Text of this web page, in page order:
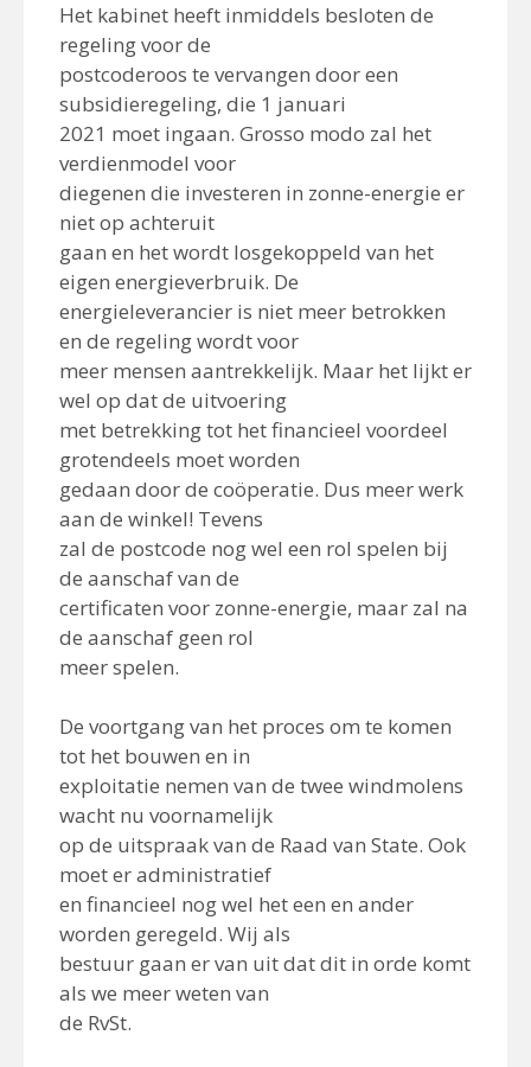
Het kabinet heeft inmiddels besloten de
regeling voor de
postcoderoos te vervangen door een
subsidieregeling, die 1 januari
2021 moet ingaan. Grosso modo zal het
verdienmodel voor
diegenen die investeren in zonne-energie er
niet op achteruit
gaan en het wordt losgekoppeld van het
eigen energieverbruik. De
energieleverancier is niet meer betrokken
en de regeling wordt voor
meer mensen aantrekkelijk. Maar het lijkt er
wel op dat de uitvoering
met betrekking tot het financieel voordeel
grotendeels moet worden
gedaan door de coöperatie. Dus meer werk
aan de winkel! Tevens
zal de postcode nog wel een rol spelen bij
de aanschaf van de
certificaten voor zonne-energie, maar zal na
de aanschaf geen rol
meer spelen.
De voortgang van het proces om te komen
tot het bouwen en in
exploitatie nemen van de twee windmolens
wacht nu voornamelijk
op de uitspraak van de Raad van State. Ook
moet er administratief
en financieel nog wel het een en ander
worden geregeld. Wij als
bestuur gaan er van uit dat dit in orde komt
als we meer weten van
de RvSt.